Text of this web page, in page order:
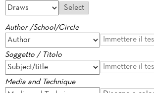
Author /School/Circle
Soggetto / Titolo
Media and Technique